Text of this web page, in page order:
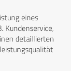
eines
Kundenservice,
detaillierten